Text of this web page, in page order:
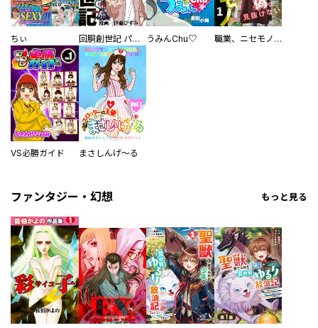
ちぃ 回胴創世記 パチスロを創った男達 うみんChu♡ 職業、ニセモノ～あなたに偽は見抜けない【電子単行本版】
VS必勝ガイド まさしんげ～る
ファンタジー・幻想 もっと見る